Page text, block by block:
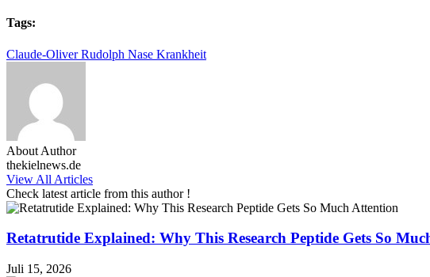
Tags:
Claude-Oliver Rudolph Nase Krankheit
About Author
thekielnews.de
View All Articles
Check latest article from this author !
Retatrutide Explained: Why This Research Peptide Gets So
Juli 15, 2026